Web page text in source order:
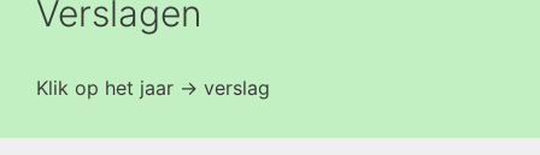
Verslagen
Klik op het jaar -> verslag